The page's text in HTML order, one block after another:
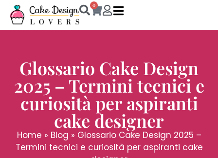
0
Glossario Cake Design
2025 – Termini tecnici e
curiosità per aspiranti
cake designer
Home » Blog » Glossario Cake Design 2025 –
Termini tecnici e curiosità per aspiranti cake